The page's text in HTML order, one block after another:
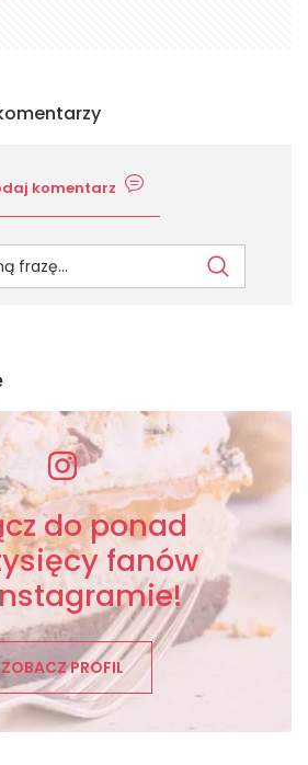
komentarz
do ponad
fanów
ZOBACZ PROFIL